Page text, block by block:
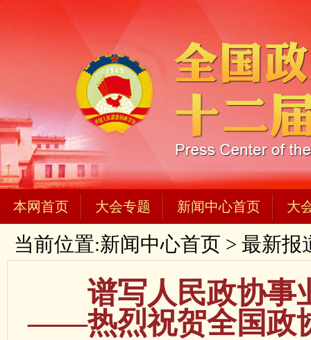
本网首页 大会专题 新闻中心首页 大
当前位置:新闻中心首页 > 最新报
谱写人民政协事
——热烈祝贺全国政